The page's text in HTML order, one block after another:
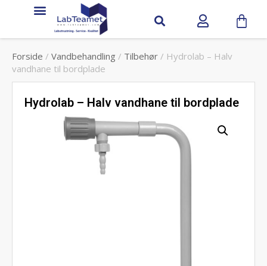
Forside / Vandbehandling / Tilbehør / Hydrolab – Halv
vandhane til bordplade
Hydrolab – Halv vandhane til bordplade